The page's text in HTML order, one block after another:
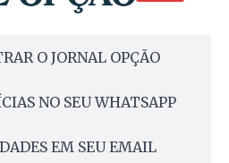
O JORNAL OPÇÃO
NO SEU WHATSAPP
EM SEU EMAIL